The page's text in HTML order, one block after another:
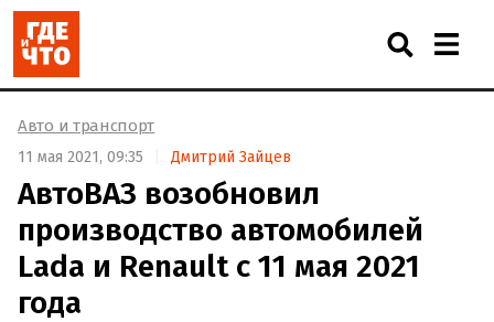
Авто и транспорт
11 мая 2021, 09:35 Дмитрий Зайцев
АвтоВАЗ возобновил
производство автомобилей
Lada и Renault с 11 мая 2021
года